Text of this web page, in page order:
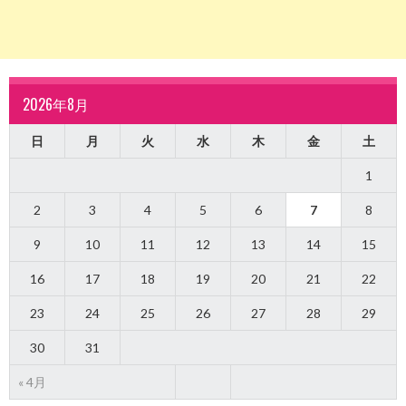
2026年8月
日 月 火 水 木 金 土
« 4月
1
2 3 4 5 6 7 8
9 10 11 12 13 14 15
16 17 18 19 20 21 22
23 24 25 26 27 28 29
30 31